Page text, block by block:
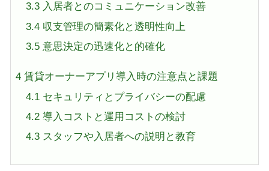
3.3入居者とのコミュニケーション改善
3.4収支管理の簡素化と透明性向上
3.5意思決定の迅速化と的確化
4 賃貸オーナーアプリ導入時の注意点と課題
4.1セキュリティとプライバシーの配慮
4.2導入コストと運用コストの検討
4.3スタッフや入居者への説明と教育